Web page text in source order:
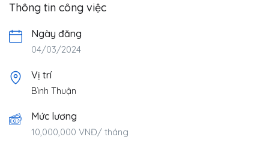
Thông tin công việc
Ngày đăng
04/03/2024
Vị trí
Bình Thuận
Mức lương
10,000,000 VNĐ/ tháng